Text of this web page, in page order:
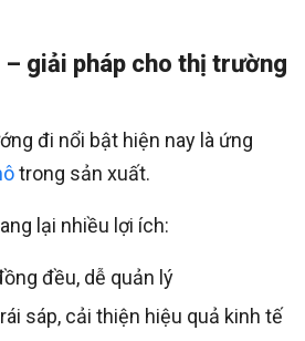
– giải pháp cho thị trường
đi nổi bật hiện nay là ứng
trong sản xuất.
lại nhiều lợi ích:
đều, dễ quản lý
sáp, cải thiện hiệu quả kinh tế